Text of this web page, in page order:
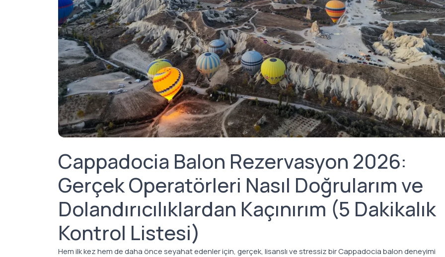
Cappadocia Balon Rezervasyon 2026:
Gerçek Operatörleri Nasıl Doğrularım ve
Dolandırıcılıklardan Kaçınırım (5 Dakikalık
Kontrol Listesi)
Hem ilk kez hem de daha önce seyahat edenler için, gerçek, lisanslı ve stressiz bir Cappadocia balon deneyimi